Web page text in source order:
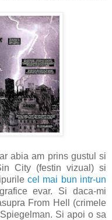
abia am prins gustul si
City (festin vizual) si
cel mai bun intr-un
evar. Si daca-mi
From Hell (crimele
Si apoi o sa